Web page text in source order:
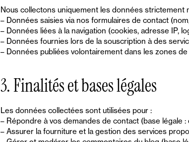
Nous collectons uniquement les données strictement
– Données saisies via nos formulaires de contact
– Données liées à la navigation (cookies, adresse IP,
– Données fournies lors de la souscription à des
– Données publiées volontairement dans les zones
3. Finalités et bases légales
Les données collectées sont utilisées pour :
– Répondre à vos demandes de contact (base légale
– Assurer la fourniture et la gestion des services